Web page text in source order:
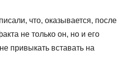
что, оказывается, после
не только он, но и его
привыкать вставать на